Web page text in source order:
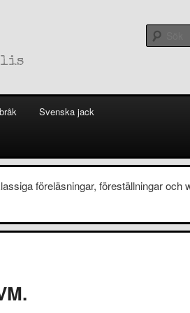
Svenska jack
föreläsningar, föreställningar och